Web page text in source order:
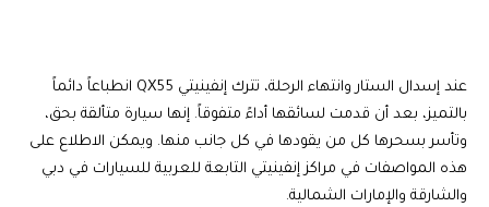
عند إسدال الستار وانتهاء الرحلة، تترك إنفينيتي QX55 انطباعاً دائماً
بالتميز، بعد أن قدمت لسائقها أداءً متفوقاً. إنها سيارة متألقة بحق،
وتأسر بسحرها كل من يقودها في كل جانب منها. ويمكن الاطلاع على
هذه المواصفات في مراكز إنفينيتي التابعة للعربية للسيارات في دبي
والشارقة والإمارات الشمالية.